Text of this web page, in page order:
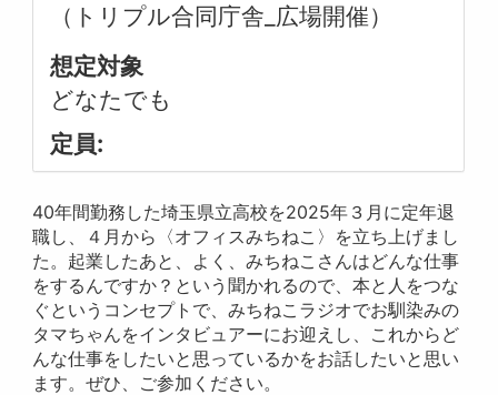
（トリプル合同庁舎_広場開催）
想定対象
どなたでも
定員:
40年間勤務した埼玉県立高校を2025年３月に定年退
職し、４月から〈オフィスみちねこ〉を立ち上げまし
た。起業したあと、よく、みちねこさんはどんな仕事
をするんですか？という聞かれるので、本と人をつな
ぐというコンセプトで、みちねこラジオでお馴染みの
タマちゃんをインタビュアーにお迎えし、これからど
んな仕事をしたいと思っているかをお話したいと思い
ます。ぜひ、ご参加ください。